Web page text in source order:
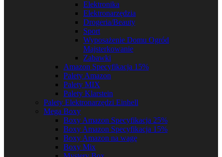
Elektronika
Elektronarzędzia
Drogeria/Beauty
Sport
Wyposażenie Domu Ogród
Majsterkowanie
Zabawki
Amazon Specyfikacja 15%
Palety Amazon
Palety MIX
Palety Klarstein
Palety Elektronarzędzi Einhell
Mega Boxy
Boxy Amazon Specyfikacja 25%
Boxy Amazon Specyfikacja 15%
Boxy Amazon na wagę
Boxy Mix